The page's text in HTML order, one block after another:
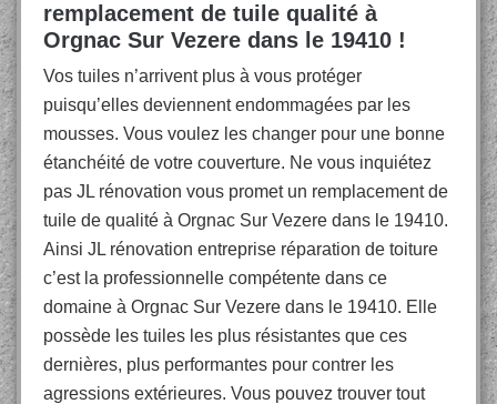
remplacement de tuile qualité à
Orgnac Sur Vezere dans le 19410 !
Vos tuiles n’arrivent plus à vous protéger
puisqu’elles deviennent endommagées par les
mousses. Vous voulez les changer pour une bonne
étanchéité de votre couverture. Ne vous inquiétez
pas JL rénovation vous promet un remplacement de
tuile de qualité à Orgnac Sur Vezere dans le 19410.
Ainsi JL rénovation entreprise réparation de toiture
c’est la professionnelle compétente dans ce
domaine à Orgnac Sur Vezere dans le 19410. Elle
possède les tuiles les plus résistantes que ces
dernières, plus performantes pour contrer les
agressions extérieures. Vous pouvez trouver tout